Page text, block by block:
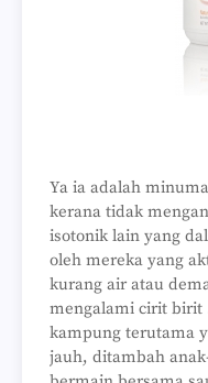
Ya ia adalah
kerana tidak
isotonik lain yang
oleh mereka yang
kurang air atau
mengalami cirit birit
kampung terutama
jauh, ditambah